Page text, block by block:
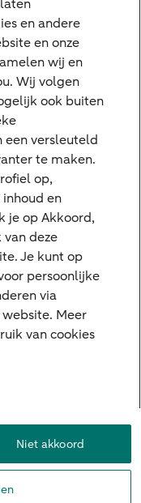
Cookie-instellingen
en andere
en onze
wij en
Wij volgen
ook buiten
een versleuteld
te maken.
op,
en
je op Akkoord,
deze
Je kunt op
persoonlijke
via
Meer
van cookies
Niet akkoord